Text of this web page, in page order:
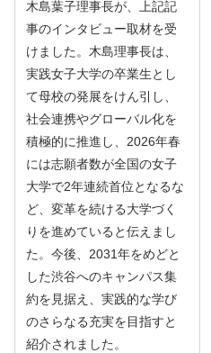
木島葉子理事長が、上記記
事のインタビュー取材を受
けました。木島理事長は、
実践女子大学の卒業生とし
て母校の発展をけん引し、
社会連携やグローバル化を
積極的に推進し、2026年春
には志願者数が全国の女子
大学で2年連続首位となるな
ど、変革を続ける大学づく
りを進めていると伝えまし
た。今後、2031年をめどと
した渋谷へのキャンパス集
約を見据え、実践的な学び
のさらなる充実を目指すと
紹介されました。